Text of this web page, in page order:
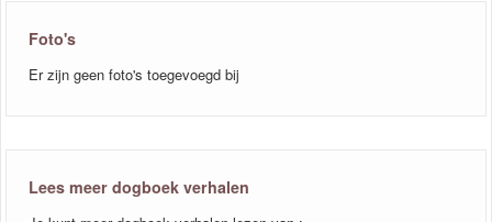
Foto's
Er zijn geen foto's toegevoegd bij
Lees meer dogboek verhalen